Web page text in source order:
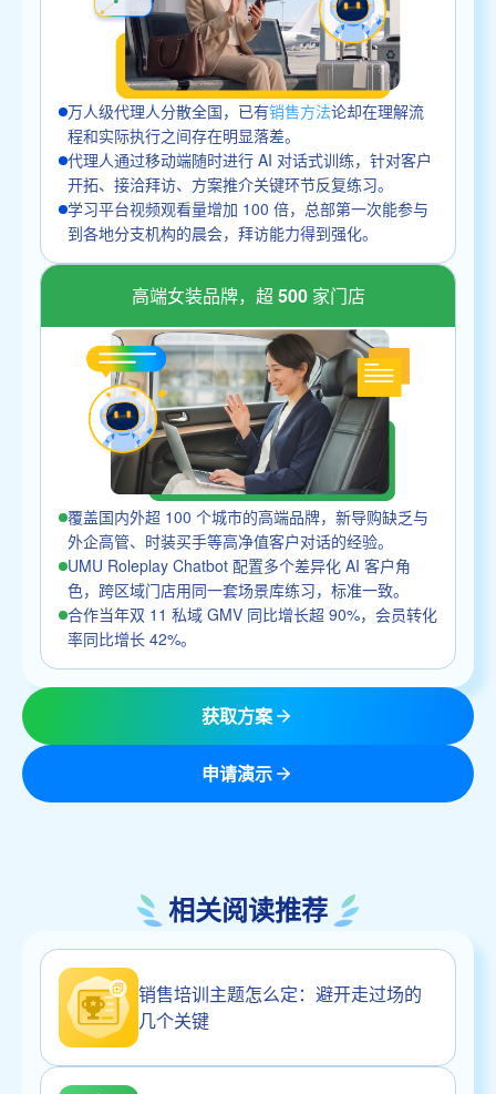
万人级代理人分散全国，已有销售方法论却在理解流
程和实际执行之间存在明显落差。
代理人通过移动端随时进行 AI 对话式训练，针对客户
开拓、接洽拜访、方案推介关键环节反复练习。
学习平台视频观看量增加 100 倍，总部第一次能参与
到各地分支机构的晨会，拜访能力得到强化。
高端女装品牌，超 500 家门店
覆盖国内外超 100 个城市的高端品牌，新导购缺乏与
外企高管、时装买手等高净值客户对话的经验。
UMU Roleplay Chatbot 配置多个差异化 AI 客户角
色，跨区域门店用同一套场景库练习，标准一致。
合作当年双 11 私域 GMV 同比增长超 90%，会员转化
率同比增长 42%。
获取方案
申请演示
相关阅读推荐
销售培训主题怎么定：避开走过场的
几个关键